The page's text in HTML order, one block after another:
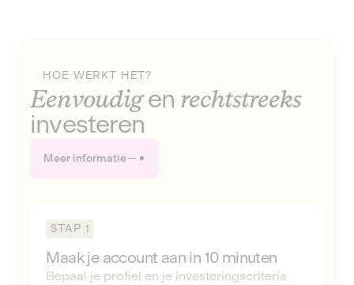
HOE WERKT HET?
Eenvoudigen rechtstreeks
investeren
Meer informatie
STAP 1
Maak je account aan in 10 minuten
Bepaal je profiel en je investeringscriteria